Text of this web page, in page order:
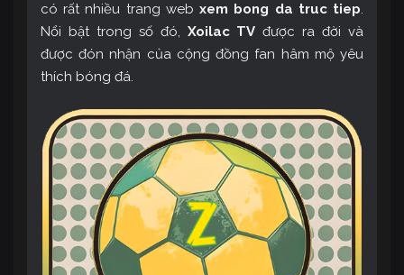
có rất nhiều trang webxem bong da truc tiep.
Nổi bật trong số đó, Xoilac TV được ra đời và
được đón nhận của cộng đồng fan hâm mộ yêu
thích bóng đá.